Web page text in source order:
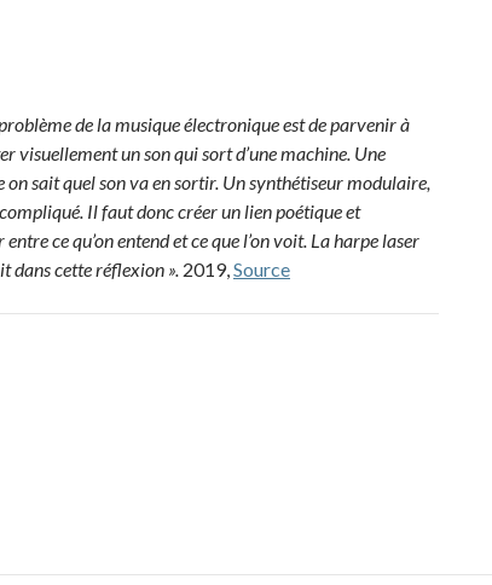
de la musique électronique est de parvenir à
visuellement un son qui sort d’une machine. Une
sait quel son va en sortir. Un synthétiseur modulaire,
compliqué. Il faut donc créer un lien poétique et
ce qu’on entend et ce que l’on voit. La harpe laser
dans cette réflexion ». 2019,Source